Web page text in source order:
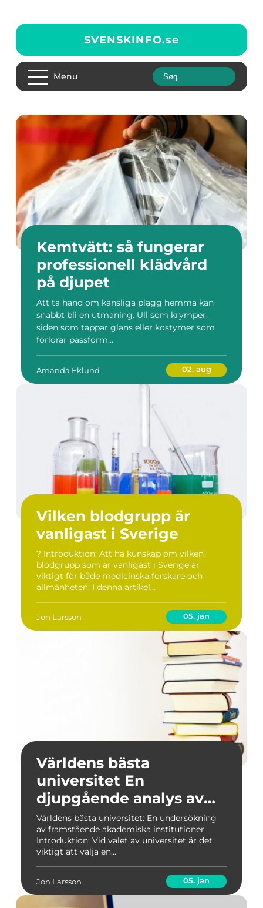
SVENSKINFO.se
Menu
Kemtvätt: så fungerar
professionell klädvård
på djupet
Att ta hand om känsliga plagg hemma kan
snabbt bli en utmaning. Ull som krymper,
siden som tappar glans eller kostymer som
förlorar passform...
Amanda Eklund 02. aug
Vilken blodgrupp är
vanligast i Sverige
? Introduktion: Att ha kunskap om vilken
blodgrupp som är vanligast i Sverige är
viktigt för både medicinska forskare och
allmänheten. I denna artikel...
Jon Larsson 05. jan
Världens bästa
universitet En
djupgående analys av
framstående
akademiska
institutioner
Världens bästa universitet: En undersökning
av framstående akademiska institutioner
Introduktion: Vid valet av universitet är det
viktigt att välja en...
Jon Larsson 05. jan